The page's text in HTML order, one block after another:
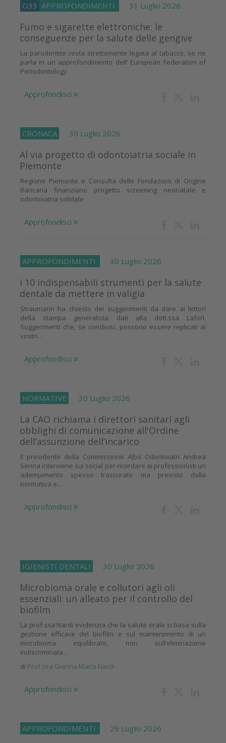
O33 APPROFONDIMENTI 31 Luglio 2026
Fumo e sigarette elettroniche: le
conseguenze per la salute delle gengive
La parodontite resta strettamente legata al tabacco, se ne
parla in un approfondimento dell’ European Federation of
Periodontology
Approfondisci
CRONACA 30 Luglio 2026
Al via progetto di odontoiatria sociale in
Piemonte
Regione Piemonte e Consulta delle Fondazioni di Origine
Bancaria finanziano progetto screening neonatale e
odontoiatria solidale
Approfondisci
APPROFONDIMENTI 30 Luglio 2026
I 10 indispensabili strumenti per la salute
dentale da mettere in valigia
Straumann ha chiesto dei suggerimenti da dare ai lettori
della stampa generalista dati alla dott.ssa Laforì.
Suggerimenti che, se condivisi, possono essere replicati ai
vostri...
Approfondisci
NORMATIVE 30 Luglio 2026
La CAO richiama i direttori sanitari agli
obblighi di comunicazione all'Ordine
dell’assunzione dell’incarico
Il presidente della Commissione Albo Odontoiatri Andrea
Senna interviene sui social per ricordare ai professionisti un
adempimento spesso trascurato ma previsto dalla
normativa e...
Approfondisci
IGIENISTI DENTALI 30 Luglio 2026
Microbioma orale e collutori agli oli
essenziali: un alleato per il controllo del
biofilm
La prof.ssa Nardi evidenzia che la salute orale si basa sulla
gestione efficace del biofilm e sul mantenimento di un
microbioma equilibrato, non sull’eliminazione
indiscriminata...
di Prof.ssa Gianna Maria Nardi
Approfondisci
APPROFONDIMENTI 29 Luglio 2026